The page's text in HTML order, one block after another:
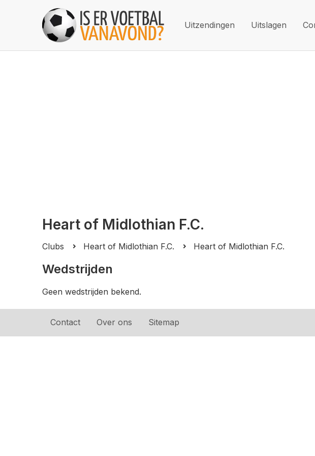
Uitzendingen Uitslagen
Heart of Midlothian F.C.
Clubs Heart of Midlothian F.C. Heart of Midlothian F.C.
Wedstrijden
Geen wedstrijden bekend.
Contact Over ons Sitemap